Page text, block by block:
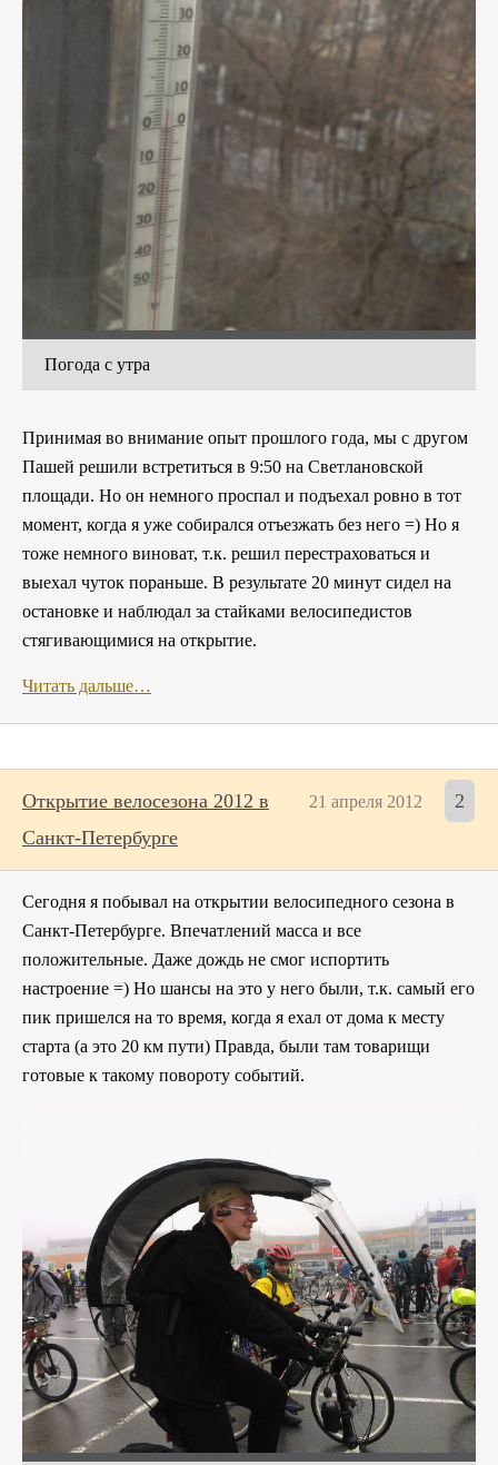
Погода с утра
Принимая во внимание опыт прошлого года, мы с другом
Пашей решили встретиться в 9:50 на Светлановской
площади. Но он немного проспал и подъехал ровно в тот
момент, когда я уже собирался отъезжать без него =) Но я
тоже немного виноват, т.к. решил перестраховаться и
выехал чуток пораньше. В результате 20 минут сидел на
остановке и наблюдал за стайками велосипедистов
стягивающимися на открытие.
Читать дальше…
21 апреля 2012 2
Открытие велосезона 2012 в
Санкт-Петербурге
Сегодня я побывал на открытии велосипедного сезона в
Санкт-Петербурге. Впечатлений масса и все
положительные. Даже дождь не смог испортить
настроение =) Но шансы на это у него были, т.к. самый его
пик пришелся на то время, когда я ехал от дома к месту
старта (а это 20 км пути) Правда, были там товарищи
готовые к такому повороту событий.